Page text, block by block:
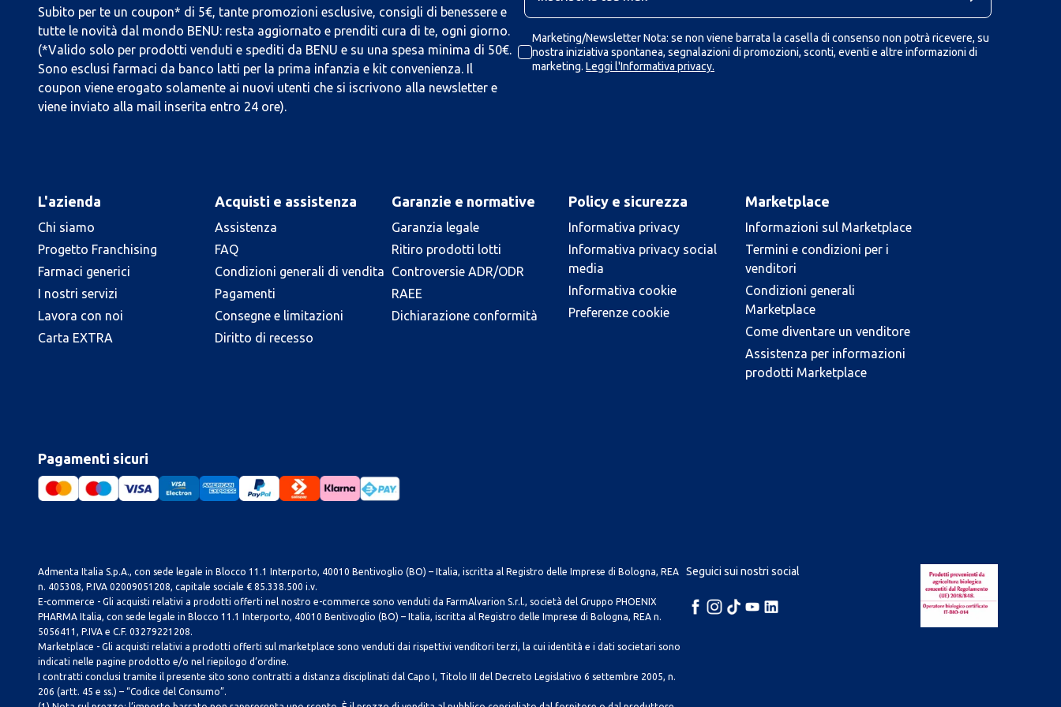
Subito per te un coupon* di 5€, tante promozioni esclusive, consigli di benessere e
tutte le novità dal mondo BENU: resta aggiornato e prenditi cura di te, ogni giorno.
(*Valido solo per prodotti venduti e spediti da BENU e su una spesa minima di 50€.
Sono esclusi farmaci da banco latti per la prima infanzia e kit convenienza. Il
coupon viene erogato solamente ai nuovi utenti che si iscrivono alla newsletter e
viene inviato alla mail inserita entro 24 ore).
Marketing/Newsletter Nota: se non viene barrata la casella di consenso non potrà ricevere, su
nostra iniziativa spontanea, segnalazioni di promozioni, sconti, eventi e altre informazioni di
marketing. Leggi l'Informativa privacy.
L'azienda
Chi siamo
Progetto Franchising
Farmaci generici
I nostri servizi
Lavora con noi
Carta EXTRA
Acquisti e assistenza
Assistenza
FAQ
Condizioni generali di vendita
Pagamenti
Consegne e limitazioni
Diritto di recesso
Garanzie e normative
Garanzia legale
Ritiro prodotti lotti
Controversie ADR/ODR
RAEE
Dichiarazione conformità
Policy e sicurezza
Informativa privacy
Informativa privacy social
media
Informativa cookie
Preferenze cookie
Marketplace
Informazioni sul Marketplace
Termini e condizioni per i
venditori
Condizioni generali
Marketplace
Come diventare un venditore
Assistenza per informazioni
prodotti Marketplace
Pagamenti sicuri
Admenta Italia S.p.A., con sede legale in Blocco 11.1 Interporto, 40010 Bentivoglio (BO) – Italia, iscritta al Registro delle Imprese di Bologna, REA
n. 405308, P.IVA 02009051208, capitale sociale € 85.338.500 i.v.
E-commerce - Gli acquisti relativi a prodotti offerti nel nostro e-commerce sono venduti da FarmAlvarion S.r.l., società del Gruppo PHOENIX
PHARMA Italia, con sede legale in Blocco 11.1 Interporto, 40010 Bentivoglio (BO) – Italia, iscritta al Registro delle Imprese di Bologna, REA n.
5056411, P.IVA e C.F. 03279221208.
Marketplace - Gli acquisti relativi a prodotti offerti sul marketplace sono venduti dai rispettivi venditori terzi, la cui identità e i dati societari sono
indicati nelle pagine prodotto e/o nel riepilogo d’ordine.
I contratti conclusi tramite il presente sito sono contratti a distanza disciplinati dal Capo I, Titolo III del Decreto Legislativo 6 settembre 2005, n.
206 (artt. 45 e ss.) – “Codice del Consumo”.
Seguici sui nostri social